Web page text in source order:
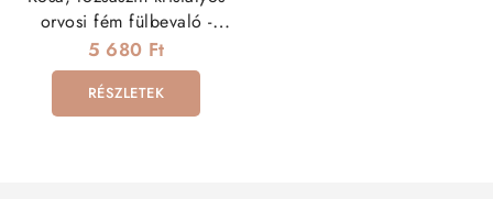
orvosi fém fülbevaló -
arany
5 680 Ft
RÉSZLETEK